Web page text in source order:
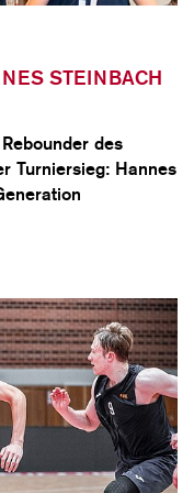
STEINBACH
des
Turniersieg: Hannes